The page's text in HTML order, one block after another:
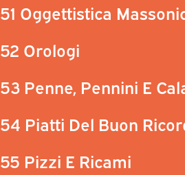
51 Oggettistica
52 Orologi
53 Penne, Pennini E
54 Piatti Del Buon
55 Pizzi E Ricami